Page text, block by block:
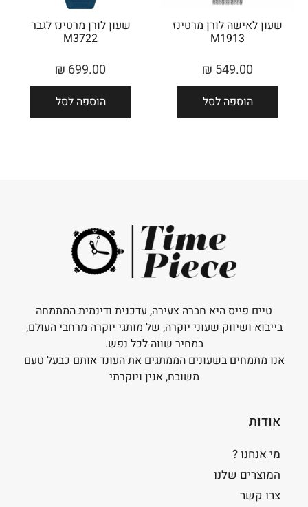
שעון לאישה לורן מרטינז
M1913
549.00
₪
הוספה לסל
שעון לורן מרטינז לגבר
M3722
699.00
₪
הוספה לסל
טיים פייס היא חברה צעירה, עדכנית ודינמית המתמחה
בייבוא ושיווק שעוני יוקרה, של מותגי יוקרה מרחבי העולם,
במחיר שווה לכל נפש.
אנו מתמחים בשעונים הממתגים את העונד אותם כבעל טעם
משובח, אנין ויוקרתי
אודות
מי אנחנו ?
המוצרים שלנו
צרו קשר